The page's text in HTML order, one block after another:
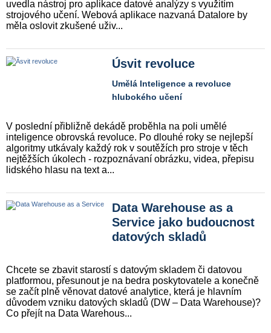
uvedla nástroj pro aplikace datové analýzy s využitím
strojového učení. Webová aplikace nazvaná Datalore by
měla oslovit zkušené uživ...
Úsvit revoluce
Umělá Inteligence a revoluce
hlubokého učení
V poslední přibližně dekádě proběhla na poli umělé
inteligence obrovská revoluce. Po dlouhé roky se nejlepší
algoritmy utkávaly každý rok v soutěžích pro stroje v těch
nejtěžších úkolech - rozpoznávaní obrázku, videa, přepisu
lidského hlasu na text a...
Data Warehouse as a
Service jako budoucnost
datových skladů
Chcete se zbavit starostí s datovým skladem či datovou
platformou, přesunout je na bedra poskytovatele a konečně
se začít plně věnovat datové analytice, která je hlavním
důvodem vzniku datových skladů (DW – Data Warehouse)?
Co přejít na Data Warehous...